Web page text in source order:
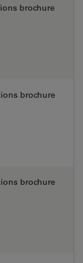
brochure
brochure
brochure